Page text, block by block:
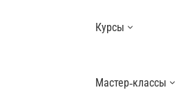
Курсы
Мастер-классы